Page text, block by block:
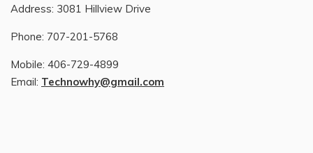
Address: 3081 Hillview Drive
Phone: 707-201-5768
Mobile: 406-729-4899
Email: Technowhy@gmail.com